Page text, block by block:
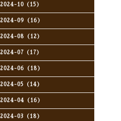
2024-10（15）
2024-09（16）
2024-08（12）
2024-07（17）
2024-06（18）
2024-05（14）
2024-04（16）
2024-03（18）